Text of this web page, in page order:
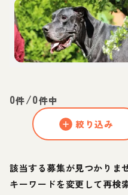
0件/0件中
絞り込み
該当する募集が見つかりま
キーワードを変更して再検